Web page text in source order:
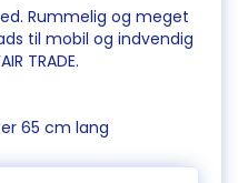
Rummelig og meget
til mobil og indvendig
TRADE.
65 cm lang